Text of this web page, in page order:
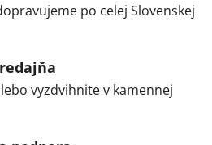
po celej Slovenskej
vyzdvihnite v kamennej